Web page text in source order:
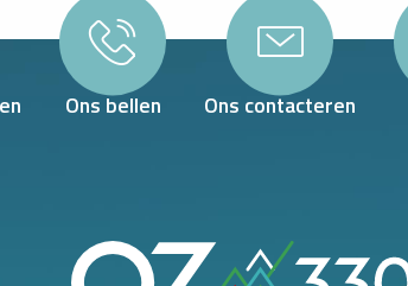
Ons bellen Ons contacteren